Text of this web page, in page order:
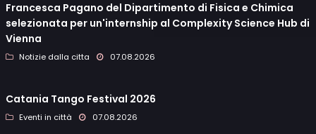
Francesca Pagano del Dipartimento di Fisica e Chimica
selezionata per un'internship al Complexity Science Hub di
Vienna
Notizie dalla citta 07.08.2026
Catania Tango Festival 2026
Eventi in città 07.08.2026